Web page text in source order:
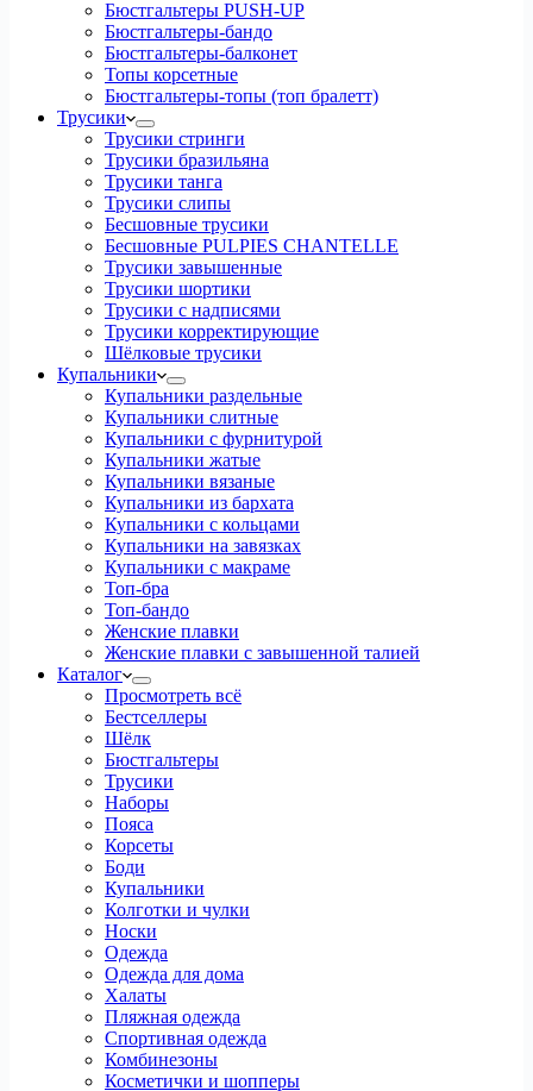
Бюстгальтеры PUSH-UP
Бюстгальтеры-бандо
Бюстгальтеры-балконет
Топы корсетные
Бюстгальтеры-топы (топ бралетт)
Трусики
Трусики стринги
Трусики бразильяна
Трусики танга
Трусики слипы
Бесшовные трусики
Бесшовные PULPIES CHANTELLE
Трусики завышенные
Трусики шортики
Трусики с надписями
Трусики корректирующие
Шёлковые трусики
Купальники
Купальники раздельные
Купальники слитные
Купальники с фурнитурой
Купальники жатые
Купальники вязаные
Купальники из бархата
Купальники с кольцами
Купальники на завязках
Купальники с макраме
Топ-бра
Топ-бандо
Женские плавки
Женские плавки с завышенной талией
Каталог
Просмотреть всё
Бестселлеры
Шёлк
Бюстгальтеры
Трусики
Наборы
Пояса
Корсеты
Боди
Купальники
Колготки и чулки
Носки
Одежда
Одежда для дома
Халаты
Пляжная одежда
Спортивная одежда
Комбинезоны
Косметички и шопперы